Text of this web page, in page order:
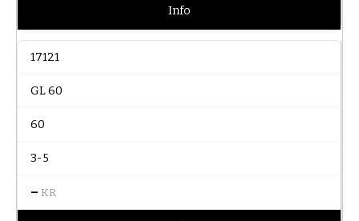
Info
17121
GL 60
60
3-5
– KR